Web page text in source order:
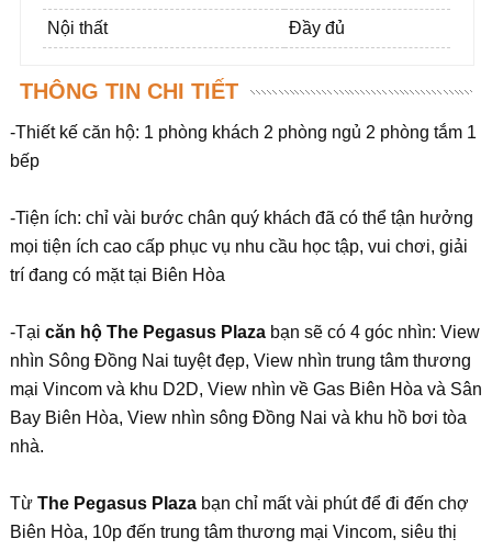
Nội thất Đầy đủ
THÔNG TIN CHI TIẾT
-Thiết kế căn hộ: 1 phòng khách 2 phòng ngủ 2 phòng tắm 1
bếp
-Tiện ích: chỉ vài bước chân quý khách đã có thể tận hưởng
mọi tiện ích cao cấp phục vụ nhu cầu học tập, vui chơi, giải
trí đang có mặt tại Biên Hòa
-Tại căn hộ The Pegasus Plazabạn sẽ có 4 góc nhìn: View
nhìn Sông Đồng Nai tuyệt đẹp, View nhìn trung tâm thương
mại Vincom và khu D2D, View nhìn về Gas Biên Hòa và Sân
Bay Biên Hòa, View nhìn sông Đồng Nai và khu hồ bơi tòa
nhà.
Từ The Pegasus Plazabạn chỉ mất vài phút để đi đến chợ
Biên Hòa, 10p đến trung tâm thương mại Vincom, siêu thị